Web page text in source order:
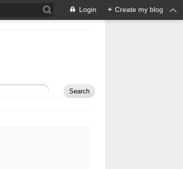
Login + Create my blog